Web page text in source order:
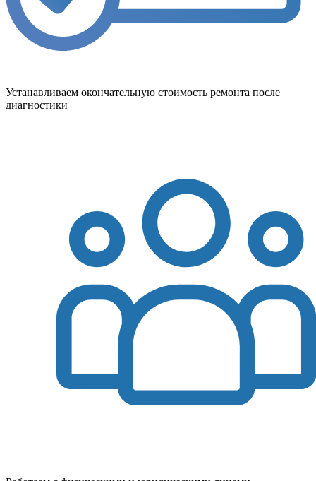
Устанавливаем окончательную стоимость ремонта после
диагностики